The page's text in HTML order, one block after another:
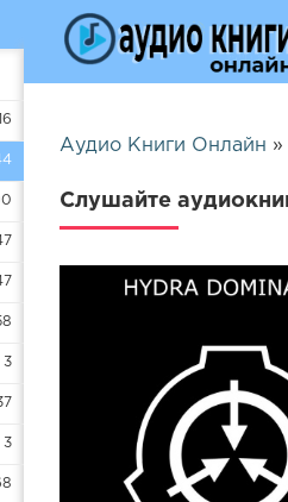
3
3
Аудио Книги Онлайн »
Слушайте